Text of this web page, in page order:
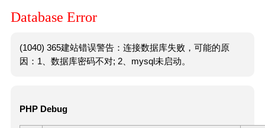
Database Error
(1040) 365建站错误警告：连接数据库失败，可能的原
因：1、数据库密码不对; 2、mysql未启动。
PHP Debug